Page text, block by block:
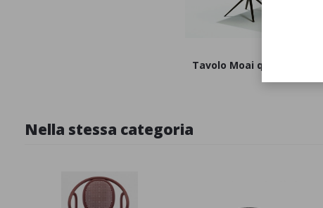
Tavolo Moai quadrato
Nella stessa categoria